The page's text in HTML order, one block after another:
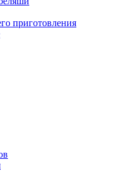
приготовления